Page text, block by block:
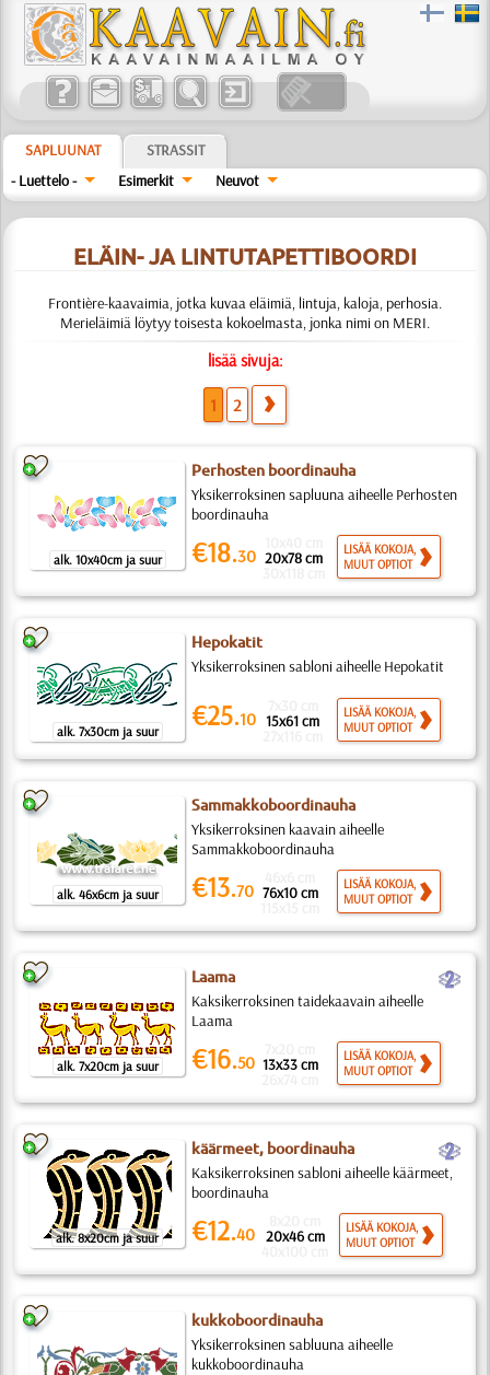
SAPLUUNAT
STRASSIT
- Luettelo -
Esimerkit Neuvot
ELÄIN- JA LINTUTAPETTIBOORDI
Frontière-kaavaimia, jotka kuvaa eläimiä, lintuja, kaloja, perhosia.
Merieläimiä löytyy toisesta kokoelmasta, jonka nimi on MERI.
lisää sivuja:
1 2
alk. 10x40cm ja suur
Perhosten boordinauha
Yksikerroksinen sapluuna aiheelle Perhosten
boordinauha
€18.30 20x78 cm
LISÄÄ KOKOJA,
MUUT OPTIOT
alk. 7x30cm ja suur
Hepokatit
Yksikerroksinen sabloni aiheelle Hepokatit
€25.10 15x61 cm
LISÄÄ KOKOJA,
MUUT OPTIOT
alk. 46x6cm ja suur
Sammakkoboordinauha
Yksikerroksinen kaavain aiheelle
Sammakkoboordinauha
€13.70 76x10 cm
LISÄÄ KOKOJA,
MUUT OPTIOT
alk. 7x20cm ja suur
Laama b
Kaksikerroksinen taidekaavain aiheelle
Laama
€16.50 13x33 cm
LISÄÄ KOKOJA,
MUUT OPTIOT
alk. 8x20cm ja suur
käärmeet, boordinauha b
Kaksikerroksinen sabloni aiheelle käärmeet,
boordinauha
€12.40 20x46 cm
LISÄÄ KOKOJA,
MUUT OPTIOT
kukkoboordinauha
Yksikerroksinen sabluuna aiheelle
kukkoboordinauha